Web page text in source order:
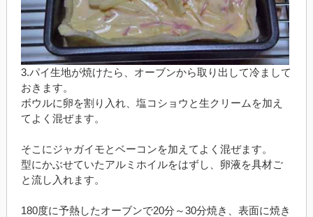
3.パイ生地が焼けたら、オーブンから取り出して冷まして
おきます。
ボウルに卵を割り入れ、塩コショウと生クリームを加え
てよく混ぜます。
そこにジャガイモとベーコンを加えてよく混ぜます。
型にかぶせていたアルミホイルをはずし、卵液を具材ご
と流し入れます。
180度に予熱したオーブンで20分～30分焼き、表面に焼き